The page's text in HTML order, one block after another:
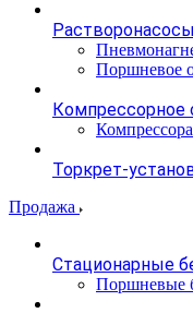
Поршневое
Компрессорное
Компрессора
Торкрет-
Продажа
Стационарные
Поршневые